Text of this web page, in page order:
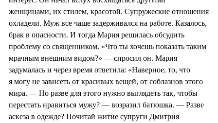
женщинами, их стилем, красотой. Супружеские отношения
охладели. Муж все чаще задерживался на работе. Казалось,
брак в опасности. И тогда Мария решилась обсудить
проблему со священником. «Что ты хочешь показать таким
мрачным внешним видом?» — спросил он. Мария
задумалась и через время ответила: «Наверное, то, что
я могу не зависеть от красивых вещей, от соблазнов этого
мира. — Но разве для этого нужно выглядеть так, чтобы
перестать нравиться мужу? — возразил батюшка. — Разве
аскеза в одежде? Почитай житие супруги Дмитрия